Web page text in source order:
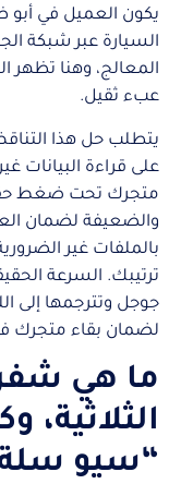
يكون العميل في
السيارة عبر شبكة
المعالج، وهنا تظهر
عبء ثقيل.
يتطلب حل هذا
على قراءة البيانات
متجرك تحت ضغط
والضعيفة لضمان
بالملفات غير
ترتيبك. السرعة
جوجل وتترجمها إلى
لضمان بقاء متجرك
“سيو